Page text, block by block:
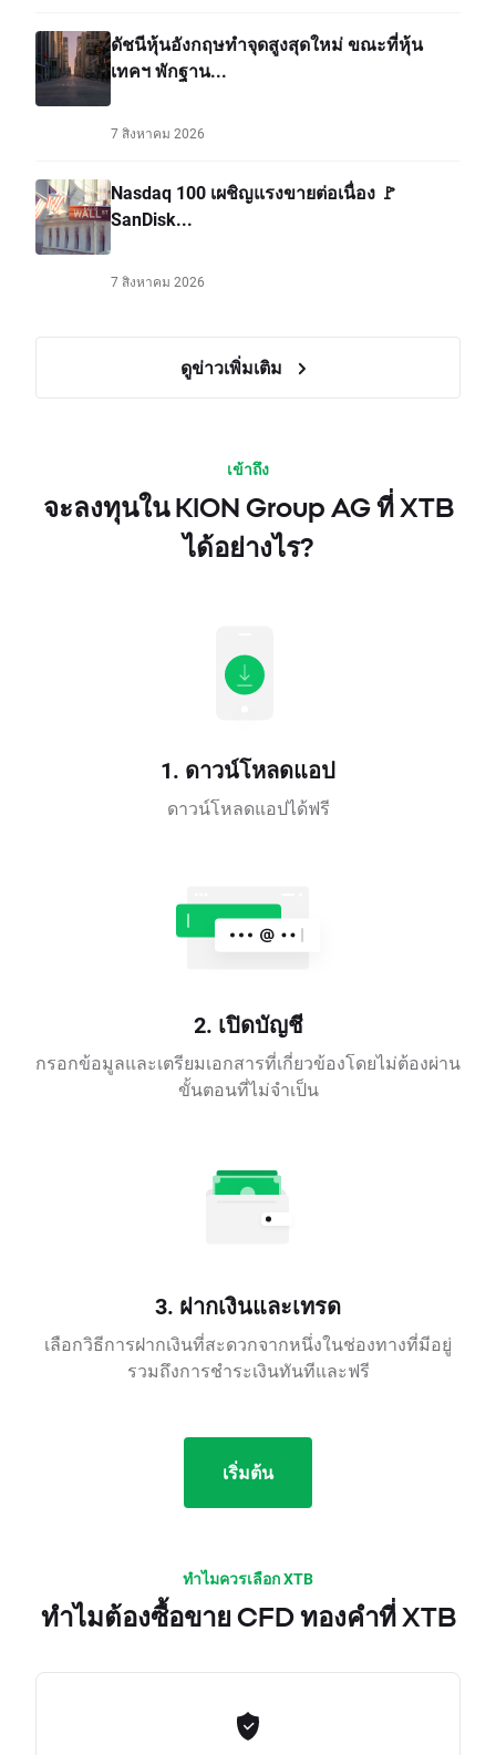
ดัชนีหุ้นอังกฤษทำจุดสูงสุดใหม่ ขณะที่หุ้น
เทคฯ พักฐาน...
7 สิงหาคม 2026
Nasdaq 100 เผชิญแรงขายต่อเนื่อง 🚩
SanDisk...
7 สิงหาคม 2026
ดูข่าวเพิ่มเติม
เข้าถึง
จะลงทุนใน KION Group AG ที่ XTB
ได้อย่างไร?
1. ดาวน์โหลดแอป
ดาวน์โหลดแอปได้ฟรี
2. เปิดบัญชี
กรอกข้อมูลและเตรียมเอกสารที่เกี่ยวข้องโดยไม่ต้องผ่าน
ขั้นตอนที่ไม่จำเป็น
3. ฝากเงินและเทรด
เลือกวิธีการฝากเงินที่สะดวกจากหนึ่งในช่องทางที่มีอยู่
รวมถึงการชำระเงินทันทีและฟรี
เริ่มต้น
ทำไมควรเลือก XTB
ทำไมต้องซื้อขาย CFD ทองคำที่ XTB